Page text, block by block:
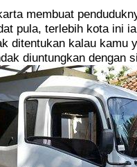
membuat
pula, terlebih kota ini
ditentukan kalau kamu
diuntungkan dengan